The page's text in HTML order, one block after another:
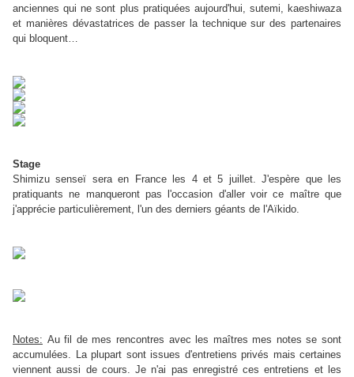
anciennes qui ne sont plus pratiquées aujourd'hui, sutemi, kaeshiwaza
et manières dévastatrices de passer la technique sur des partenaires
qui bloquent…
Stage
Shimizu senseï sera en France les 4 et 5 juillet. J'espère que les
pratiquants ne manqueront pas l'occasion d'aller voir ce maître que
j'apprécie particulièrement, l'un des derniers géants de l'Aïkido.
Notes: Au fil de mes rencontres avec les maîtres mes notes se sont
accumulées. La plupart sont issues d'entretiens privés mais certaines
viennent aussi de cours. Je n'ai pas enregistré ces entretiens et les